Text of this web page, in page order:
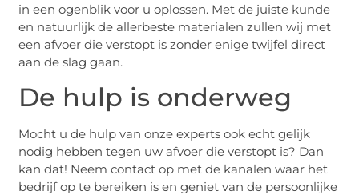
in een ogenblik voor u oplossen. Met de juiste kunde
en natuurlijk de allerbeste materialen zullen wij met
een afvoer die verstopt is zonder enige twijfel direct
aan de slag gaan.
De hulp is onderweg
Mocht u de hulp van onze experts ook echt gelijk
nodig hebben tegen uw afvoer die verstopt is? Dan
kan dat! Neem contact op met de kanalen waar het
bedrijf op te bereiken is en geniet van de persoonlijke